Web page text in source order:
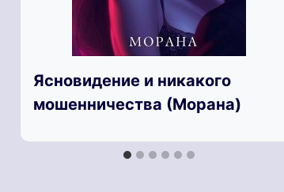
Ясновидение и никакого
мошенничества (Морана)